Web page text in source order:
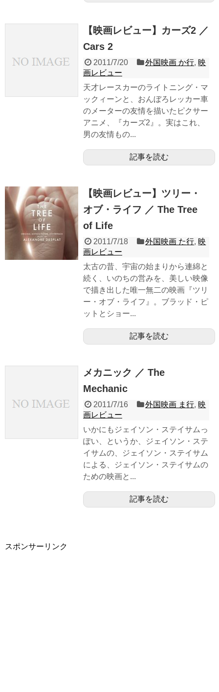
【映画レビュー】カーズ2 ／
Cars 2
2011/7/20 外国映画 か行, 映
画レビュー
天才レースカーのライトニング・マ
ックィーンと、おんぼろレッカー車
のメーターの友情を描いたピクサー
アニメ、『カーズ2』。実はこれ、
男の友情もの...
記事を読む
【映画レビュー】ツリー・
オブ・ライフ ／ The Tree
of Life
2011/7/18 外国映画 た行, 映
画レビュー
太古の昔、宇宙の始まりから連綿と
続く、いのちの営みを、美しい映像
で描き出した唯一無二の映画『ツリ
ー・オブ・ライフ』。ブラッド・ピ
ットとショー...
記事を読む
メカニック ／ The
Mechanic
2011/7/16 外国映画 ま行, 映
画レビュー
いかにもジェイソン・ステイサムっ
ぽい、というか、ジェイソン・ステ
イサムの、ジェイソン・ステイサム
による、ジェイソン・ステイサムの
ための映画と...
記事を読む
スポンサーリンク